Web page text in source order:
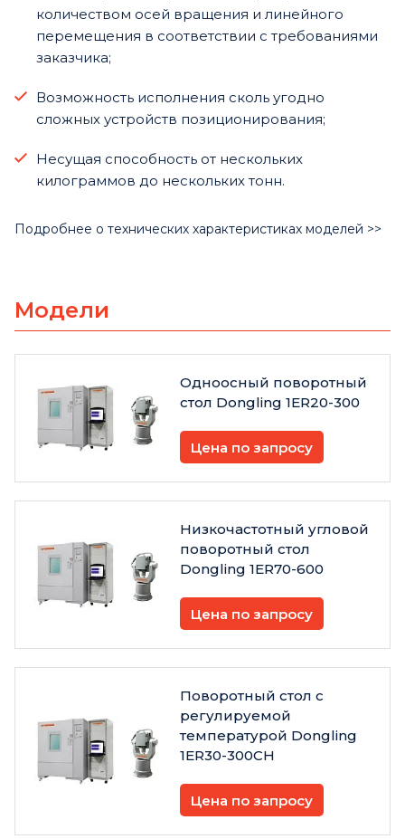
количеством осей вращения и линейного
перемещения в соответствии с требованиями
заказчика;
Возможность исполнения сколь угодно
сложных устройств позиционирования;
Несущая способность от нескольких
килограммов до нескольких тонн.
Подробнее о технических характеристиках моделей >>
Модели
Одноосный поворотный
стол Dongling 1ER20-300
Цена по запросу
Низкочастотный угловой
поворотный стол
Dongling 1ER70-600
Цена по запросу
Поворотный стол с
регулируемой
температурой Dongling
1ER30-300CH
Цена по запросу